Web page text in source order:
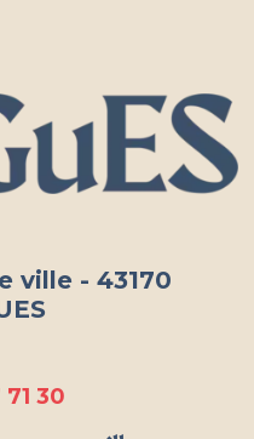
ville - 43170
30